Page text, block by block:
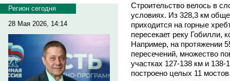
Регион сегодня
28 Мая 2026, 14:14
Строительство велось в
условиях. Из 328,3 км
приходится на горные
пересекает реку Гобилли,
Например, на протяжении
пересечений, множество
участках 127-138 км и
построено целых 11